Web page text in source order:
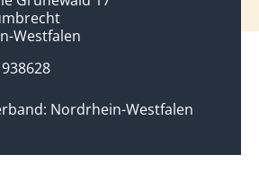
Westfalen
Nordrhein-Westfalen